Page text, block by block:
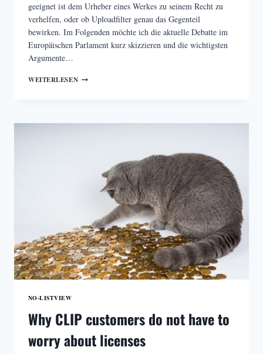
geeignet ist dem Urheber eines Werkes zu seinem Recht zu
verhelfen, oder ob Uploadfilter genau das Gegenteil
bewirken. Im Folgenden möchte ich die aktuelle Debatte im
Europäischen Parlament kurz skizzieren und die wichtigsten
Argumente…
WEITERLESENUPLOADFILTER
NO-LISTVIEW
Why CLIP customers do not have to
worry about licenses